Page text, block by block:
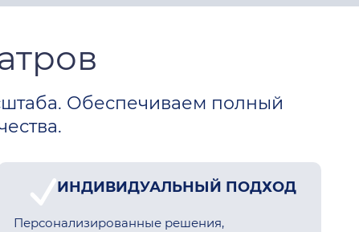
Обеспечиваем полный
ИНДИВИДУАЛЬНЫЙ ПОДХОД
Персонализированные решения,